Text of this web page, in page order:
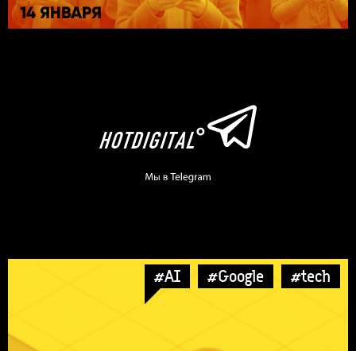
14 ЯНВАРЯ
#AI #Google #tech